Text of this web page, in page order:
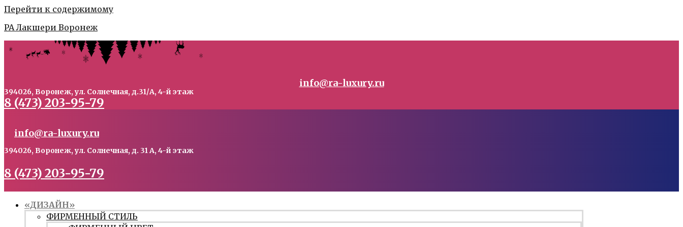
Перейти к содержимому
РА Лакшери Воронеж
info@ra-luxury.ru
394026, Воронеж, ул. Солнечная, д.31/А, 4-й этаж
8 (473) 203-95-79
info@ra-luxury.ru
394026, Воронеж, ул. Солнечная, д. 31 А, 4-й этаж
8 (473) 203-95-79
«ДИЗАЙН»
ФИРМЕННЫЙ СТИЛЬ